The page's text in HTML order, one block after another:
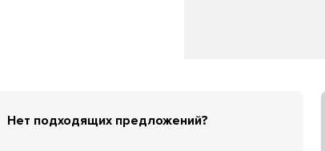
Нет подходящих предложений?